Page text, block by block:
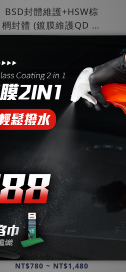
BSD封體維護+HSW棕
櫚封體 (鍍膜維護QD 強
撥水+滑亮)
加強鍍膜結合
前導劑 | PREPARE | 漆
面純化.橋接技術
NT$780 ~ NT$1,480